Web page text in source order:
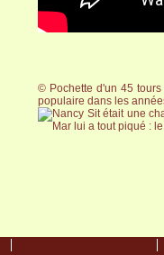
© Pochette d'un 45
populaire dans les